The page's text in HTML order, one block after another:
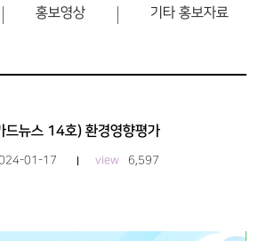
홍보영상 기타 홍보자료
드뉴스 14호) 환경영향평가
01-17 view 6,597